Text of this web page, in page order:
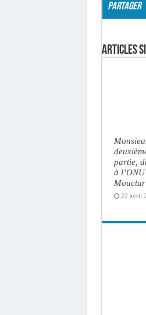
Partager
Articles
partie,
à
22 avril